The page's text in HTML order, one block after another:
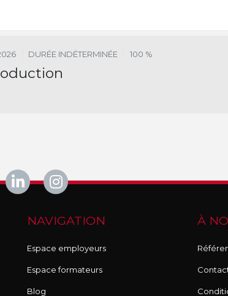
DURÉE INDÉTERMINÉE 100 %
NAVIGATION
Espace employeurs
Espace formateurs
Blog
À